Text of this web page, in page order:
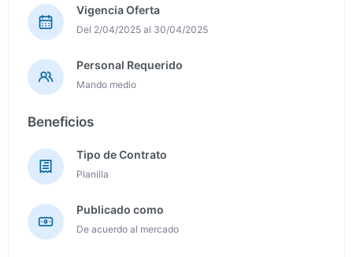
Vigencia Oferta
Del 2/04/2025 al 30/04/2025
Personal Requerido
Mando medio
Beneficios
Tipo de Contrato
Planilla
Publicado como
De acuerdo al mercado